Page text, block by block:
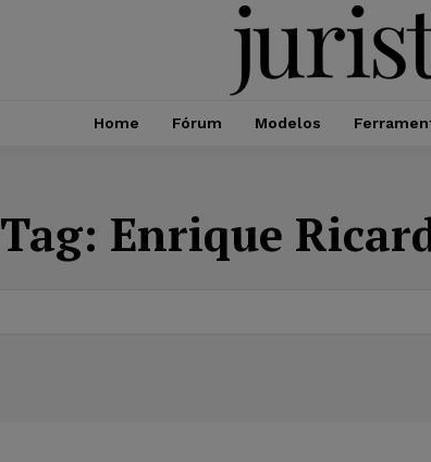
Home Fórum Modelos
Tag: Enrique